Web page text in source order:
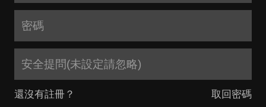
安全提問(未設定請忽略)
還沒有註冊？ 取回密碼